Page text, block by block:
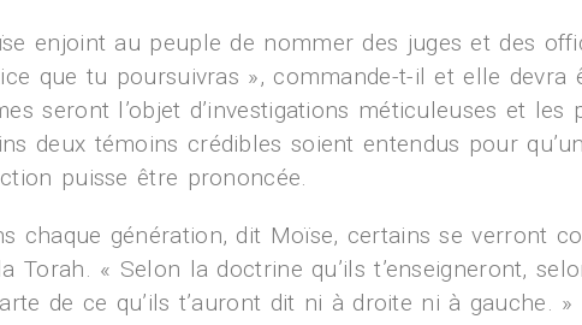
enjoint au peuple de nommer des juges et des
que tu poursuivras », commande-t-il et elle
seront l’objet d’investigations méticuleuses et
deux témoins crédibles soient entendus pour
puisse être prononcée.
chaque génération, dit Moïse, certains se verront
Torah. « Selon la doctrine qu’ils t’enseigneront,
de ce qu’ils t’auront dit ni à droite ni à gauche. »